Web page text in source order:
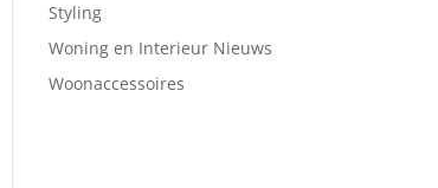
Styling
Woning en Interieur Nieuws
Woonaccessoires